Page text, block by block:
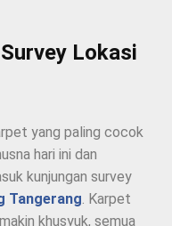
Lokasi
yang paling cocok
hari ini dan
kunjungan survey
Tangerang . Karpet
khusyuk, semua